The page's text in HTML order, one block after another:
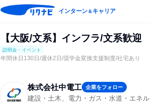
インターン＆キャリア
【大阪/文系】インフラ/文系歓
説明会・イベント
年間休日130日/週休2日/奨学金変換支援制度/社宅あり
株式会社中電工 企業をフォロー
建設・土木、電力・ガス・水道・エネ